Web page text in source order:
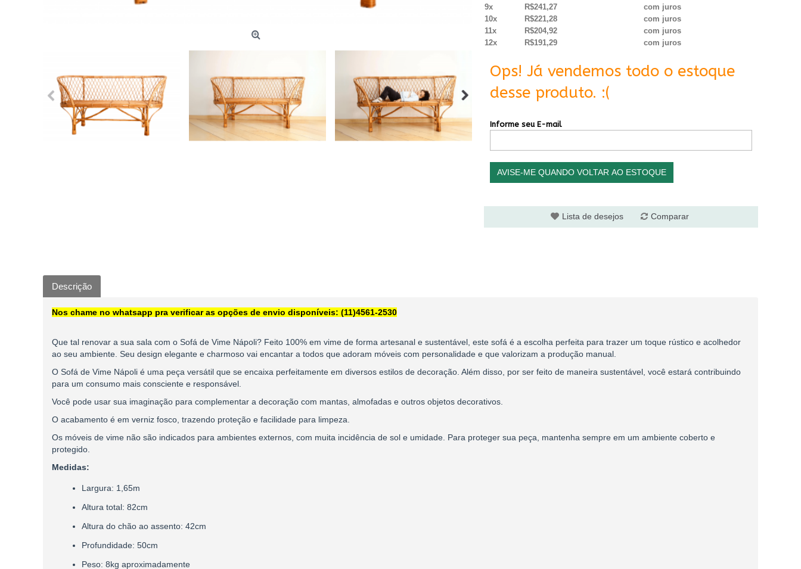
9x
R$241,27
com juros
10x
R$221,28
com juros
11x
R$204,92
com juros
12x
R$191,29 com juros
Ops! Já vendemos todo o estoque
desse produto. :(
Informe seu E-mail
AVISE-ME QUANDO VOLTAR AO ESTOQUE
Lista de desejos Comparar
Descrição
Nos chame no whatsapp pra verificar as opções de envio disponíveis: (11)4561-2530
Que tal renovar a sua sala com o Sofá de Vime Nápoli? Feito 100% em vime de forma artesanal e sustentável, este sofá é a escolha perfeita para trazer um toque rústico e acolhedor
ao seu ambiente. Seu design elegante e charmoso vai encantar a todos que adoram móveis com personalidade e que valorizam a produção manual.
O Sofá de Vime Nápoli é uma peça versátil que se encaixa perfeitamente em diversos estilos de decoração. Além disso, por ser feito de maneira sustentável, você estará contribuindo
para um consumo mais consciente e responsável.
Você pode usar sua imaginação para complementar a decoração com mantas, almofadas e outros objetos decorativos.
O acabamento é em verniz fosco, trazendo proteção e facilidade para limpeza.
Os móveis de vime não são indicados para ambientes externos, com muita incidência de sol e umidade. Para proteger sua peça, mantenha sempre em um ambiente coberto e
protegido.
Medidas:
Largura: 1,65m
Altura total: 82cm
Altura do chão ao assento: 42cm
Profundidade: 50cm
Peso: 8kg aproximadamente